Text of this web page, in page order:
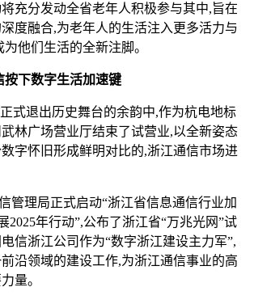
充分发动全省老年人积极参与其中,旨在
度融合,为老年人的生活注入更多活力与
他们生活的全新注脚。
按下数字生活加速键
式退出历史舞台的余韵中,作为杭电地标
林广场营业厅结束了试营业,以全新姿态
字怀旧形成鲜明对比的,浙江通信市场进
管理局正式启动“浙江省信息通信行业加
2025年行动”,公布了浙江省“万兆光网”试
信浙江公司作为“数字浙江建设主力军”,
沿领域的建设工作,为浙江通信事业的高
量。